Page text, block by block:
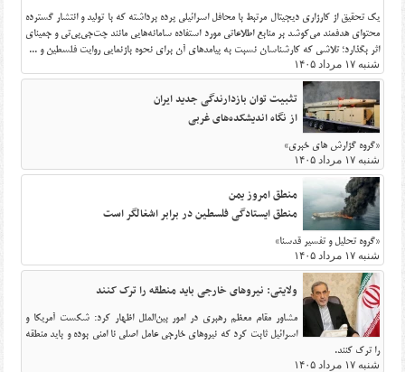
یک تحقیق از کارزاری دیجیتال مرتبط با محافل اسرائیلی پرده برداشته که با تولید و انتشار گسترده
محتوای هدفمند می‌کوشد بر منابع اطلاعاتی مورد استفاده سامانه‌هایی مانند چت‌جی‌پی‌تی و جمینای
اثر بگذارد؛ تلاشی که کارشناسان نسبت به پیامدهای آن برای نحوه بازنمایی روایت فلسطین و ...
شنبه ۱۷ مرداد ۱۴۰۵
تثبیت توان بازدارندگی جدید ایران
از نگاه اندیشکده‌های غربی
«گروه گزارش های خبری»
شنبه ۱۷ مرداد ۱۴۰۵
منطق امروز یمن
منطق ایستادگی فلسطین در برابر اشغالگر است
«گروه تحلیل و تفسیر قدسنا»
شنبه ۱۷ مرداد ۱۴۰۵
ولایتی: نیروهای خارجی باید منطقه را ترک کنند
مشاور مقام معظم رهبری در امور بین‌الملل اظهار کرد: شکست آمریکا و
اسرائیل ثابت کرد که نیروهای خارجی عامل اصلی نا امنی بوده و باید منطقه
را ترک کنند.
شنبه ۱۷ مرداد ۱۴۰۵